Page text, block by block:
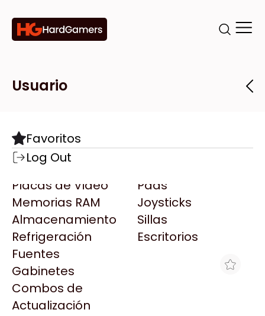
Categorías
Componentes
Motherboards
Microprocesadores
Placas de Video
Memorias RAM
Almacenamiento
Refrigeración
Fuentes
Gabinetes
Combos de
Actualización
Pads
Joysticks
Sillas
Escritorios
Marcas
Todas las Marcas
AMD
AULA
Acer
Adata
AeroCool
Antec
Arkham
Asrock
Tiendas
Destacadas
Usuario
Favoritos
Log Out
MEMORIA 32GB DDR5 5200
KINGSTON FURY BEAST RGB